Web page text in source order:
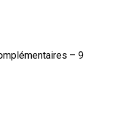
– 9